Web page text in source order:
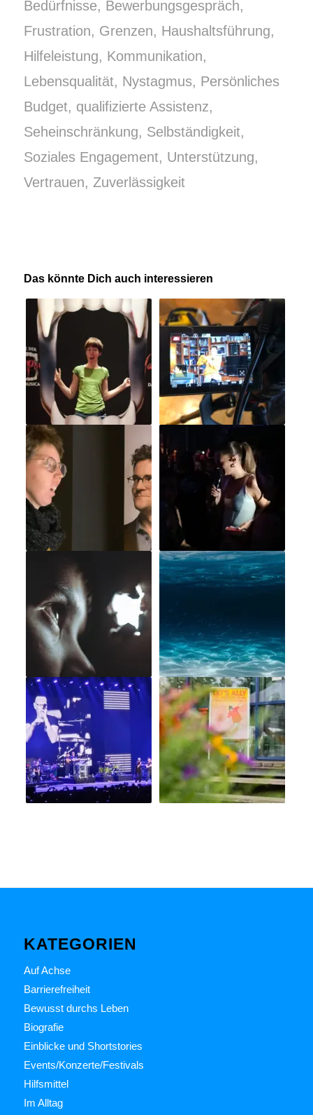
Bedürfnisse, Bewerbungsgespräch,
Frustration, Grenzen, Haushaltsführung,
Hilfeleistung, Kommunikation,
Lebensqualität, Nystagmus, Persönliches
Budget, qualifizierte Assistenz,
Seheinschränkung, Selbständigkeit,
Soziales Engagement, Unterstützung,
Vertrauen, Zuverlässigkeit
Das könnte Dich auch interessieren
KATEGORIEN
Auf Achse
Barrierefreiheit
Bewusst durchs Leben
Biografie
Einblicke und Shortstories
Events/Konzerte/Festivals
Hilfsmittel
Im Alltag